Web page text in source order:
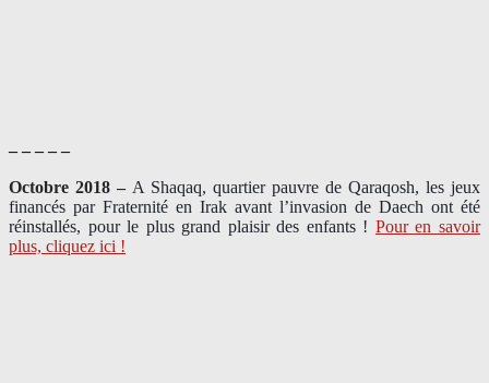
– – – – –
Octobre 2018 – A Shaqaq, quartier pauvre de Qaraqosh, les jeux
financés par Fraternité en Irak​ avant l’invasion de Daech ont été
réinstallés, pour le plus grand plaisir des enfants ! Pour en savoir
plus, cliquez ici !